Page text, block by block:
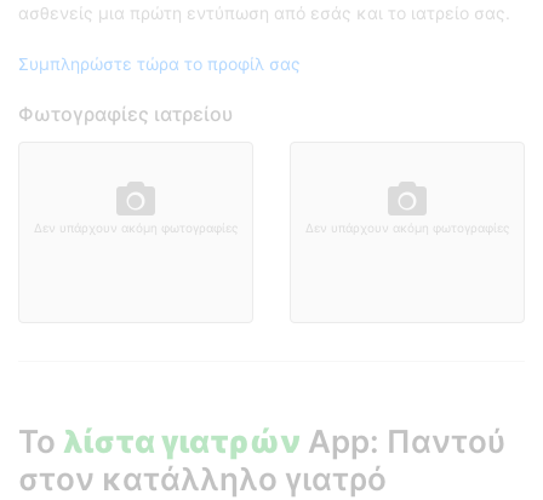
ασθενείς μια πρώτη εντύπωση από εσάς και το ιατρείο σας.
Συμπληρώστε τώρα το προφίλ σας
Φωτογραφίες ιατρείου
Δεν υπάρχουν ακόμη φωτογραφίες Δεν υπάρχουν ακόμη φωτογραφίες
Το λίστα γιατρών App: Παντού
στον κατάλληλο γιατρό